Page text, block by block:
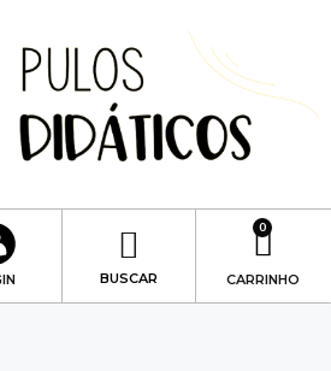
BUSCAR
0
CARRINHO